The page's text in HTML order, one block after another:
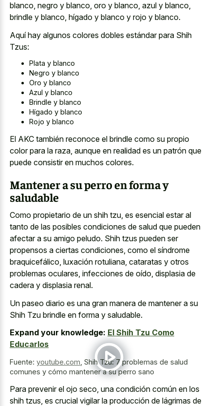
blanco, negro y blanco, oro y blanco, azul y blanco,
brindle y blanco, hígado y blanco y rojo y blanco.
Aquí hay algunos colores dobles estándar para Shih
Tzus:
Plata y blanco
Negro y blanco
Oro y blanco
Azul y blanco
Brindle y blanco
Hígado y blanco
Rojo y blanco
El AKC también reconoce el brindle como su propio
color para la raza, aunque en realidad es un patrón que
puede consistir en muchos colores.
Mantener a su perro en forma y
saludable
Como propietario de un shih tzu, es esencial estar al
tanto de las posibles condiciones de salud que pueden
afectar a su amigo peludo. Shih tzus pueden ser
propensos a ciertas condiciones, como el síndrome
braquicefálico, luxación rotuliana, cataratas y otros
problemas oculares, infecciones de oído, displasia de
cadera y displasia renal.
Un paseo diario es una gran manera de mantener a su
Shih Tzu brindle en forma y saludable.
Expand your knowledge: El Shih Tzu Como
Educarlos
Fuente: youtube.com Shih Tzu: 7 problemas de salud
comunes y cómo mantener a su perro sano
Para prevenir el ojo seco, una condición común en los
shih tzus, es crucial vigilar la producción de lágrimas de